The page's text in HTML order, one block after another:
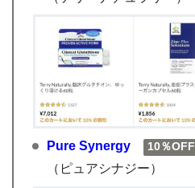
Pure Synergy 10％OFF
（ピュアシナジー）